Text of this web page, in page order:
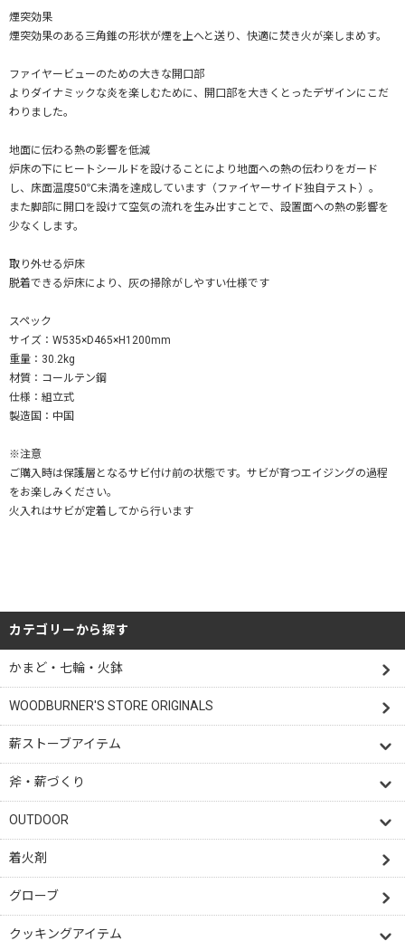
煙突効果
煙突効果のある三角錐の形状が煙を上へと送り、快適に焚き火が楽しまめす。
ファイヤービューのための大きな開口部
よりダイナミックな炎を楽しむために、開口部を大きくとったデザインにこだ
わりました。
地面に伝わる熱の影響を低減
炉床の下にヒートシールドを設けることにより地面への熱の伝わりをガード
し、床面温度50℃未満を達成しています（ファイヤーサイド独自テスト）。
また脚部に開口を設けて空気の流れを生み出すことで、設置面への熱の影響を
少なくします。
取り外せる炉床
脱着できる炉床により、灰の掃除がしやすい仕様です
スペック
サイズ：W535×D465×H1200mm
重量：30.2kg
材質：コールテン鋼
仕様：組立式
製造国：中国
※注意
ご購入時は保護層となるサビ付け前の状態です。サビが育つエイジングの過程
をお楽しみください。
火入れはサビが定着してから行います
カテゴリーから探す
かまど・七輪・火鉢
WOODBURNER'S STORE ORIGINALS
薪ストーブアイテム
斧・薪づくり
OUTDOOR
着火剤
グローブ
クッキングアイテム